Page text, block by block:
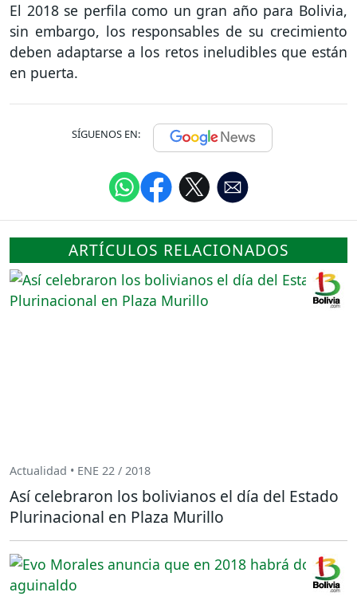
El 2018 se perfila como un gran año para Bolivia,
sin embargo, los responsables de su crecimiento
deben adaptarse a los retos ineludibles que están
en puerta.
SÍGUENOS EN:
ARTÍCULOS RELACIONADOS
Actualidad • ENE 22 / 2018
Así celebraron los bolivianos el día del Estado
Plurinacional en Plaza Murillo